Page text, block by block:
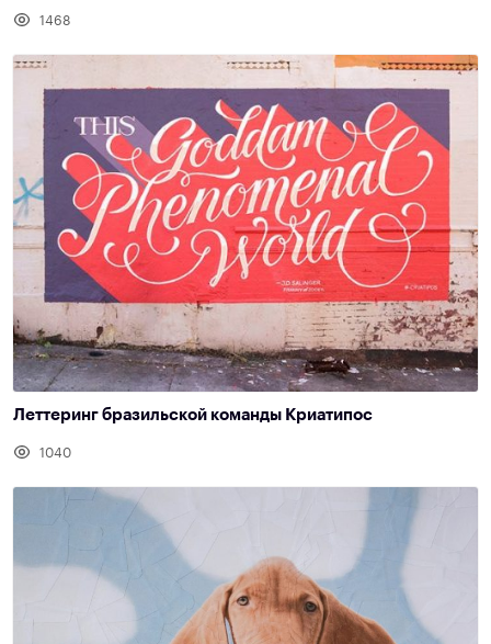
1468
Леттеринг бразильской команды Криатипос
1040